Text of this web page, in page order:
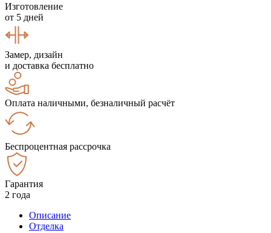
Изготовление
от 5 дней
Замер, дизайн
и доставка бесплатно
Оплата наличными, безналичный расчёт
Беспроцентная рассрочка
Гарантия
2 года
Описание
Отделка